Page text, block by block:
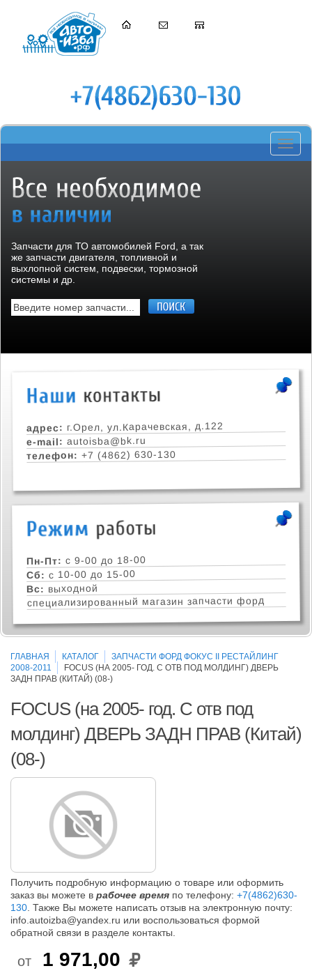
Toggle
Запчасти для ТО автомобилей Ford, а так
же запчасти двигателя, топливной и
выхлопной систем, подвески, тормозной
системы и др.
адрес: г.Орел, ул.Карачевская, д.122
e-mail: autoisba@bk.ru
телефон: +7 (4862) 630-130
Пн-Пт: с 9-00 до 18-00
Сб: с 10-00 до 15-00
Вс: выходной
специализированный магазин запчасти форд
ГЛАВНАЯ КАТАЛОГ
ЗАПЧАСТИ ФОРД ФОКУС II РЕСТАЙЛИНГ
2008-2011
FOCUS (НА 2005- ГОД. С ОТВ ПОД МОЛДИНГ) ДВЕРЬ
ЗАДН ПРАВ (КИТАЙ) (08-)
FOCUS (на 2005- год. С отв под
молдинг) ДВЕРЬ ЗАДН ПРАВ (Китай)
(08-)
Получить подробную информацию о товаре или оформить
заказ вы можете в рабочее время по телефону: +7(4862)630-
130 . Также Вы можете написать отзыв на электронную почту:
info.autoizba@yandex.ru или воспользоваться формой
обратной связи в разделе контакты.
от 1 971,00